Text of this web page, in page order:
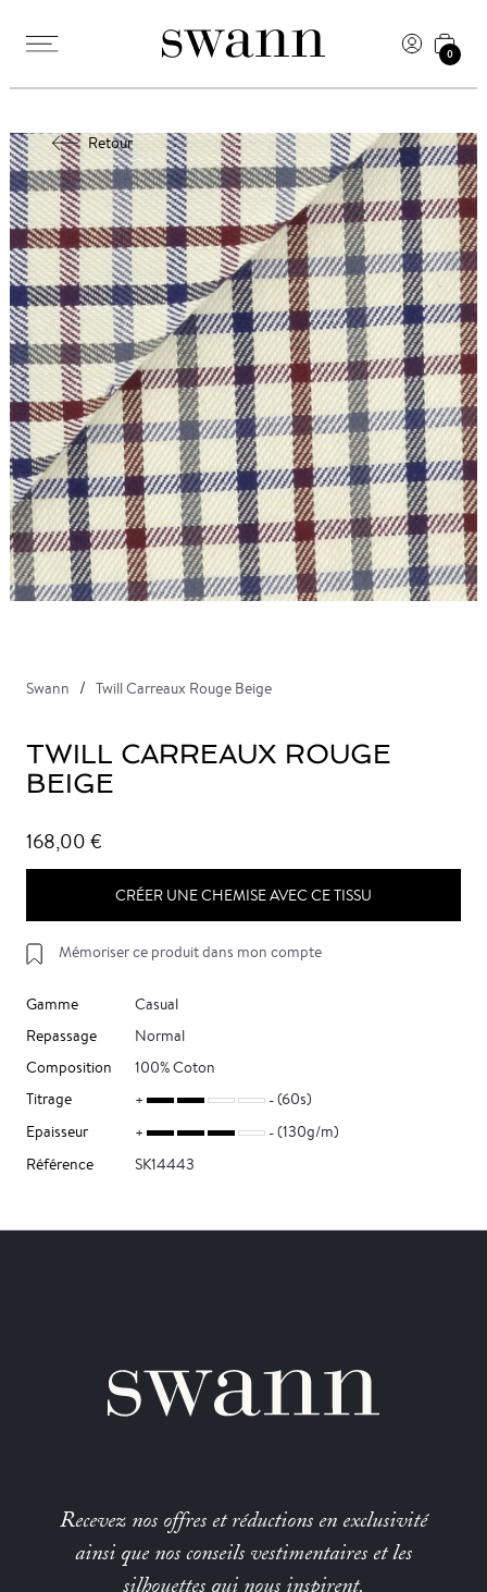
0
Retour
Swann Twill Carreaux Rouge Beige
TWILL CARREAUX ROUGE
BEIGE
168,00 €
CRÉER UNE CHEMISE AVEC CE TISSU
Mémoriser ce produit dans mon compte
Gamme
Casual
Repassage
Normal
Composition
100% Coton
Titrage
(60s)
Epaisseur
(130g/m)
Référence
SK14443
Recevez nos offres et réductions en exclusivité
ainsi que nos conseils vestimentaires et les
silhouettes qui nous inspirent.